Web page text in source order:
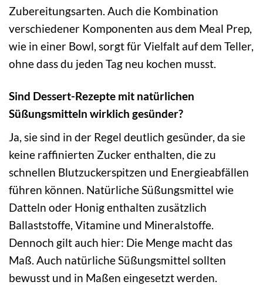
Zubereitungsarten. Auch die Kombination
verschiedener Komponenten aus dem Meal Prep,
wie in einer Bowl, sorgt für Vielfalt auf dem Teller,
ohne dass du jeden Tag neu kochen musst.
Sind Dessert-Rezepte mit natürlichen
Süßungsmitteln wirklich gesünder?
Ja, sie sind in der Regel deutlich gesünder, da sie
keine raffinierten Zucker enthalten, die zu
schnellen Blutzuckerspitzen und Energieabfällen
führen können. Natürliche Süßungsmittel wie
Datteln oder Honig enthalten zusätzlich
Ballaststoffe, Vitamine und Mineralstoffe.
Dennoch gilt auch hier: Die Menge macht das
Maß. Auch natürliche Süßungsmittel sollten
bewusst und in Maßen eingesetzt werden.